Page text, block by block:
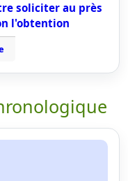
soliciter au près
l'obtention